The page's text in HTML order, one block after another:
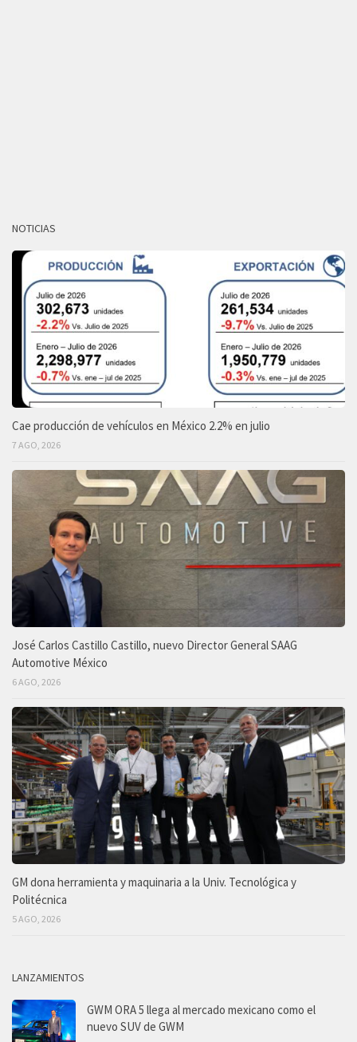
NOTICIAS
Cae producción de vehículos en México 2.2% en julio
7 AGO, 2026
José Carlos Castillo Castillo, nuevo Director General SAAG
Automotive México
6 AGO, 2026
GM dona herramienta y maquinaria a la Univ. Tecnológica y
Politécnica
5 AGO, 2026
LANZAMIENTOS
GWM ORA 5 llega al mercado mexicano como el
nuevo SUV de GWM